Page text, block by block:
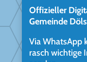
Offizieller
Gemeinde
Via WhatsApp
rasch wichtige